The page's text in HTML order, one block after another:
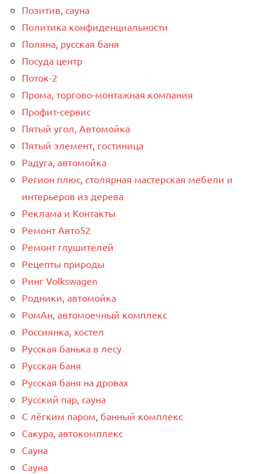
Позитив, сауна
Политика конфиденциальности
Поляна, русская баня
Посуда центр
Поток-2
Прома, торгово-монтажная компания
Профит-сервис
Пятый угол, Автомойка
Пятый элемент, гостиница
Радуга, автомойка
Регион плюс, столярная мастерская мебели и
интерьеров из дерева
Реклама и Контакты
Ремонт Авто52
Ремонт глушителей
Рецепты природы
Ринг Volkswagen
Родники, автомойка
РомАн, автомоечный комплекс
Россиянка, хостел
Русская банька в лесу
Русская баня
Русская баня на дровах
Русский пар, сауна
С лёгким паром, банный комплекс
Сакура, автокомплекс
Сауна
Сауна